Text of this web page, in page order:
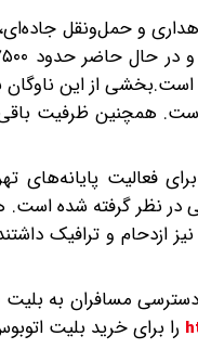
و حمل‌ونقل
همچنین ظرفیت
برای فعالیت
در نظر گرفته شده
ازدحام و ترافیک
مسافران به
را برای خرید بلیت